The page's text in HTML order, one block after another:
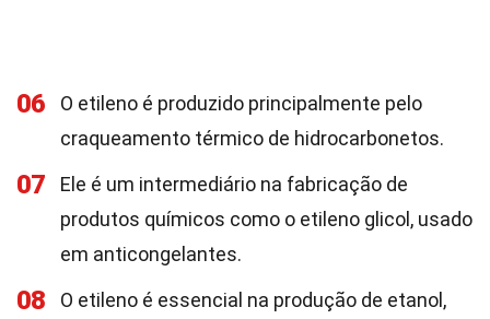
06
O etileno é produzido principalmente pelo
craqueamento térmico de hidrocarbonetos.
07
Ele é um intermediário na fabricação de
produtos químicos como o etileno glicol, usado
em anticongelantes.
08
O etileno é essencial na produção de etanol,